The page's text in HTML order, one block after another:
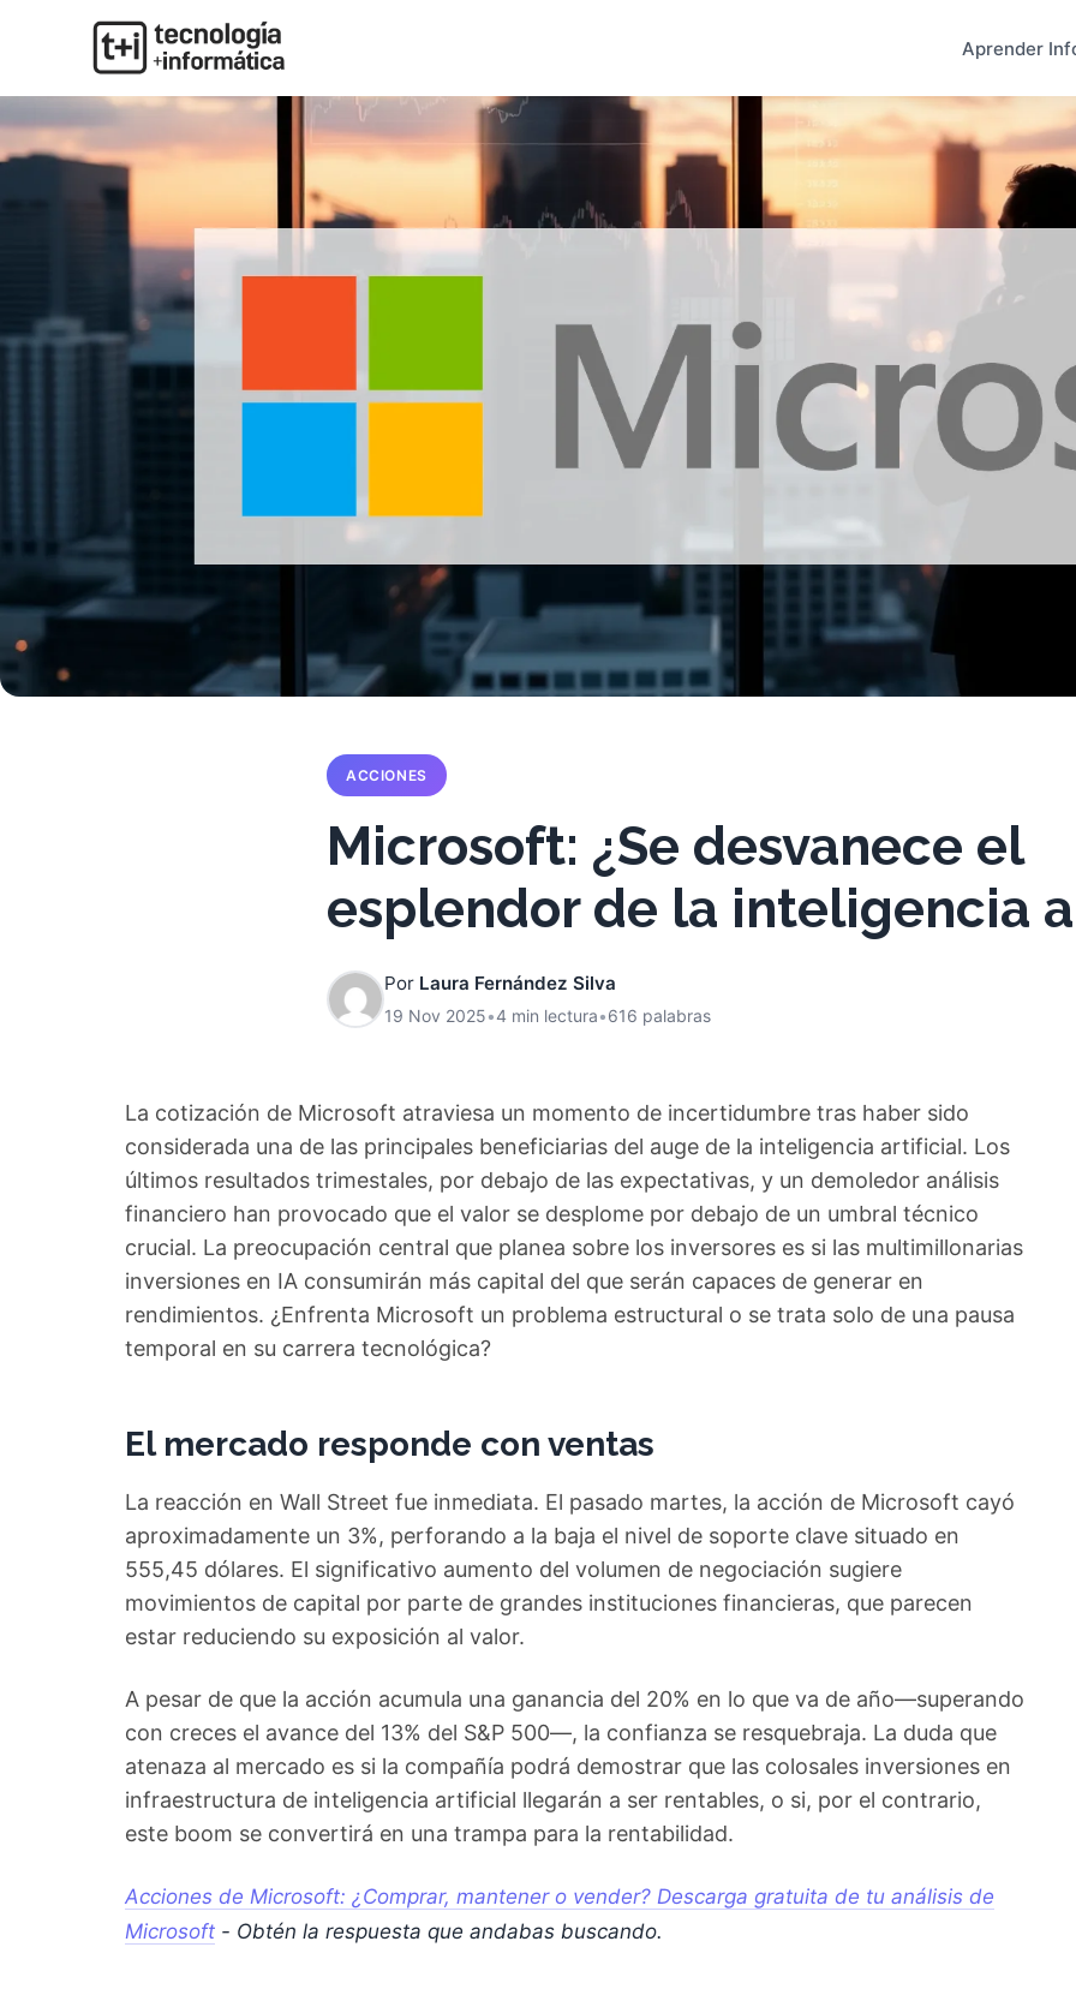
Aprender
ACCIONES
Microsoft: ¿Se desvanece el
esplendor de la inteligencia
Por Laura Fernández Silva
19 Nov 2025•4 min lectura•616 palabras
La cotización de Microsoft atraviesa un momento de incertidumbre tras haber sido
considerada una de las principales beneficiarias del auge de la inteligencia artificial. Los
últimos resultados trimestales, por debajo de las expectativas, y un demoledor análisis
financiero han provocado que el valor se desplome por debajo de un umbral técnico
crucial. La preocupación central que planea sobre los inversores es si las multimillonarias
inversiones en IA consumirán más capital del que serán capaces de generar en
rendimientos. ¿Enfrenta Microsoft un problema estructural o se trata solo de una pausa
temporal en su carrera tecnológica?
El mercado responde con ventas
La reacción en Wall Street fue inmediata. El pasado martes, la acción de Microsoft cayó
aproximadamente un 3%, perforando a la baja el nivel de soporte clave situado en
555,45 dólares. El significativo aumento del volumen de negociación sugiere
movimientos de capital por parte de grandes instituciones financieras, que parecen
estar reduciendo su exposición al valor.
A pesar de que la acción acumula una ganancia del 20% en lo que va de año—superando
con creces el avance del 13% del S&P 500—, la confianza se resquebraja. La duda que
atenaza al mercado es si la compañía podrá demostrar que las colosales inversiones en
infraestructura de inteligencia artificial llegarán a ser rentables, o si, por el contrario,
este boom se convertirá en una trampa para la rentabilidad.
Acciones de Microsoft: ¿Comprar, mantener o vender? Descarga gratuita de tu análisis de
Microsoft - Obtén la respuesta que andabas buscando.